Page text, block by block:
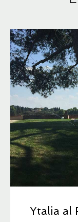
Ytalia al